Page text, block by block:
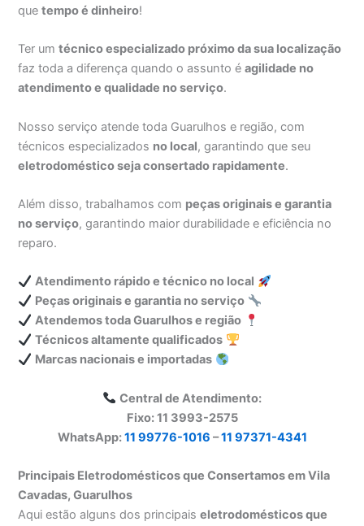
quetempo é dinheiro!
Ter umtécnico especializado próximo da sua localização
faz toda a diferença quando o assunto éagilidade no
atendimento e qualidade no serviço.
Nosso serviço atende toda Guarulhos e região, com
técnicos especializados no local, garantindo que seu
eletrodoméstico seja consertado rapidamente.
Além disso, trabalhamos com peças originais e garantia
no serviço, garantindo maior durabilidade e eficiência no
reparo.
Atendimento rápido e técnico no local
Peças originais e garantia no serviço
Atendemos toda Guarulhos e região
Técnicos altamente qualificados
Marcas nacionais e importadas
Central de Atendimento:
Fixo: 11 3993-2575
WhatsApp:11 99776-1016 –11 97371-4341
Principais Eletrodomésticos que Consertamos em Vila
Cavadas, Guarulhos
Aqui estão alguns dos principaiseletrodomésticos que